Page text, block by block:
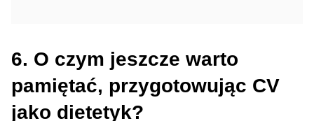
6. O czym jeszcze warto
pamiętać, przygotowując CV
jako dietetyk?